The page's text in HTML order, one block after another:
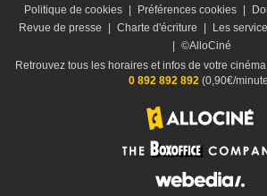
Politique de cookies
Préférences cookies
Revue de presse
Charte d'écriture Les
©AlloCiné
Retrouvez tous les horaires et infos de votre
0 892 892 892(0,90€/